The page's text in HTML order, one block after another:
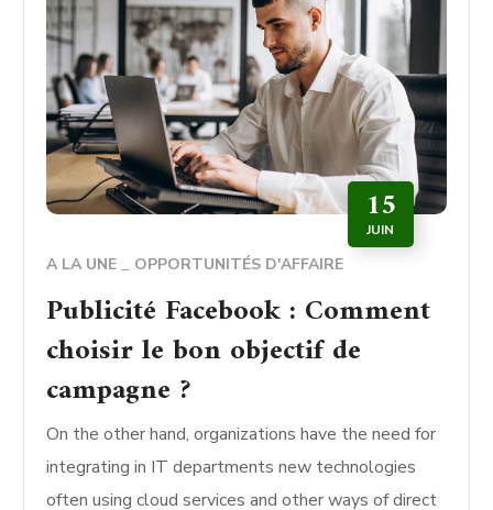
15
JUIN
A LA UNE OPPORTUNITÉS D'AFFAIRE
Publicité Facebook : Comment
choisir le bon objectif de
campagne ?
On the other hand, organizations have the need for
integrating in IT departments new technologies
often using cloud services and other ways of direct